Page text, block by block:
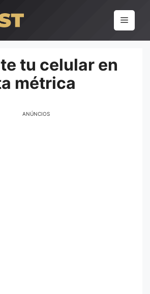
Menu
tu celular en
métrica
ANÚNCIOS